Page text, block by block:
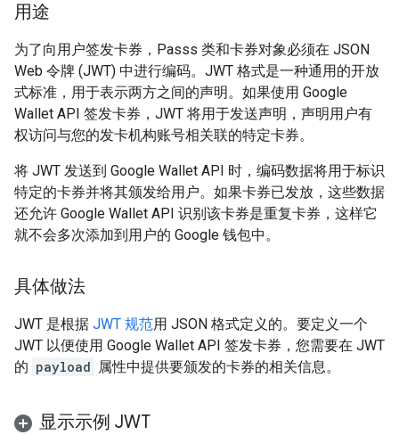
用途
为了向用户签发卡券，Passs 类和卡券对象必须在 JSON
Web 令牌 (JWT) 中进行编码。JWT 格式是一种通用的开放
式标准，用于表示两方之间的声明。如果使用 Google
Wallet API 签发卡券，JWT 将用于发送声明，声明用户有
权访问与您的发卡机构账号相关联的特定卡券。
将 JWT 发送到 Google Wallet API 时，编码数据将用于标识
特定的卡券并将其颁发给用户。如果卡券已发放，这些数据
还允许 Google Wallet API 识别该卡券是重复卡券，这样它
就不会多次添加到用户的 Google 钱包中。
具体做法
JWT 是根据 JWT 规范用 JSON 格式定义的。要定义一个
JWT 以便使用 Google Wallet API 签发卡券，您需要在 JWT
的 payload 属性中提供要颁发的卡券的相关信息。
显示示例 JWT